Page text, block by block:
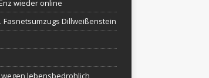
wieder online
Fasnetsumzugs Dillweißenstein
lebensbedrohlich